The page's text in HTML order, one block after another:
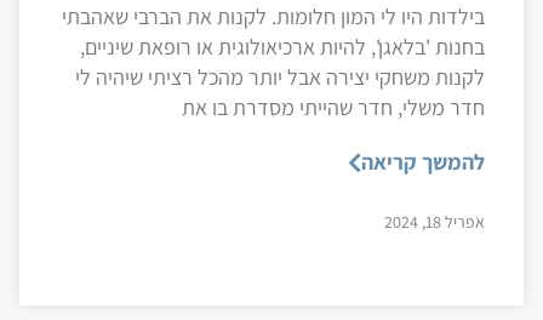
בילדות היו לי המון חלומות. לקנות את הברבי שאהבתי
בחנות 'בלאגן', להיות ארכיאולוגית או רופאת שיניים,
לקנות משחקי יצירה אבל יותר מהכל רציתי שיהיה לי
חדר משלי, חדר שהייתי מסדרת בו את
להמשך קריאה
אפריל 18, 2024